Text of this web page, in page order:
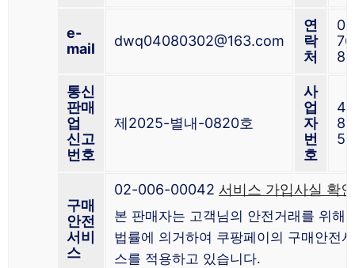
e-
mail
dwq04080302@163.com
연
락
처
통신
판매
업
신고
번호
제2025-별내-0820호
사
업
자
번
호
구매
안전
서비
스
02-006-00042 서비스 가입사실 확
본 판매자는 고객님의 안전거래를 위해
법률에 의거하여 쿠팡페이의 구매안전
스를 적용하고 있습니다.